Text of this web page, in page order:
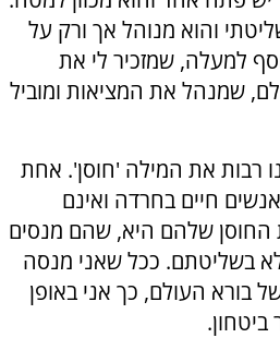
והוא מנוהל אך ורק על
למעלה, שמזכיר לי את
שמנהל את המציאות ומוביל
רבות את המילה 'חוסן'. אחת
חיים בחרדה ואינם
החוסן שלהם היא, שהם מנסים
בשליטתם. ככל שאני מנסה
בורא העולם, כך אני באופן